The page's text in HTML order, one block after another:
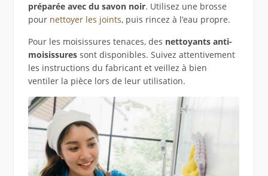
préparée avec du savon noir. Utilisez une brosse
pour nettoyer les joints, puis rincez à l’eau propre.
Pour les moisissures tenaces, des nettoyants anti-
moisissuressont disponibles. Suivez attentivement
les instructions du fabricant et veillez à bien
ventiler la pièce lors de leur utilisation.